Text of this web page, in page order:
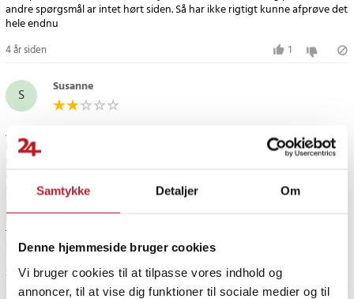
Samtykke Detaljer Om
Denne hjemmeside bruger cookies
Vi bruger cookies til at tilpasse vores indhold og
annoncer, til at vise dig funktioner til sociale medier og til
andre spørgsmål ar intet hørt siden. Så har ikke rigtigt kunne afprøve det
4 år siden 1
S Susanne
Jeg var meget glad da jeg modtog den første men efter en uge blev
klister siden mørk og kunne ikke KLISTRE fik den byttet samme resultat
nu fik jeg en ny har brugt den i 10 dage den er pt god men kan ane
Skal siges at jeg bruger ikke creme og rengører de steder jeg sætter dem.
kan skifte det ville være godt for idéen med denne er kanon ihvertfald
for mig
Susanne
5 år siden